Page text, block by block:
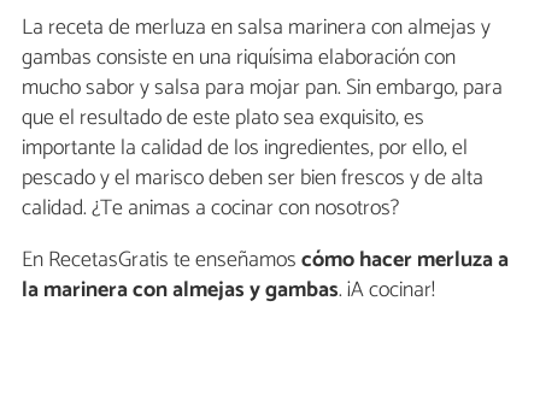
La receta de merluza en salsa marinera con almejas y
gambas consiste en una riquísima elaboración con
mucho sabor y salsa para mojar pan. Sin embargo, para
que el resultado de este plato sea exquisito, es
importante la calidad de los ingredientes, por ello, el
pescado y el marisco deben ser bien frescos y de alta
calidad. ¿Te animas a cocinar con nosotros?
En RecetasGratis te enseñamoscómo hacer merluza a
la marinera con almejas y gambas. ¡A cocinar!